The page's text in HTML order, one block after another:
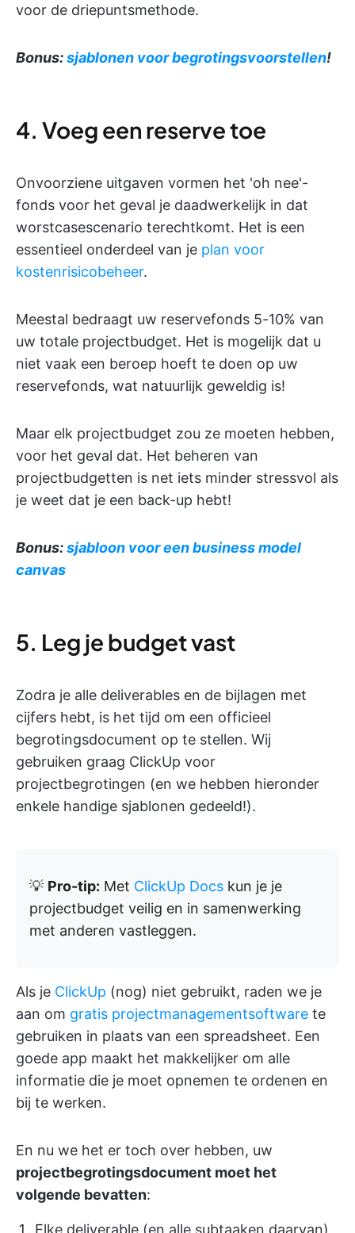
voor de driepuntsmethode.
Bonus:sjablonen voor begrotingsvoorstellen!
4. Voeg een reserve toe
Onvoorziene uitgaven vormen het 'oh nee'-
fonds voor het geval je daadwerkelijk in dat
worstcasescenario terechtkomt. Het is een
essentieel onderdeel van je plan voor
kostenrisicobeheer.
Meestal bedraagt uw reservefonds 5-10% van
uw totale projectbudget. Het is mogelijk dat u
niet vaak een beroep hoeft te doen op uw
reservefonds, wat natuurlijk geweldig is!
Maar elk projectbudget zou ze moeten hebben,
voor het geval dat. Het beheren van
projectbudgetten is net iets minder stressvol als
je weet dat je een back-up hebt!
Bonus:sjabloon voor een business model
canvas
5. Leg je budget vast
Zodra je alle deliverables en de bijlagen met
cijfers hebt, is het tijd om een officieel
begrotingsdocument op te stellen. Wij
gebruiken graag ClickUp voor
projectbegrotingen (en we hebben hieronder
enkele handige sjablonen gedeeld!).
💡 Pro-tip: Met ClickUp Docs kun je je
projectbudget veilig en in samenwerking
met anderen vastleggen.
Als je ClickUp (nog) niet gebruikt, raden we je
aan om gratis projectmanagementsoftware te
gebruiken in plaats van een spreadsheet. Een
goede app maakt het makkelijker om alle
informatie die je moet opnemen te ordenen en
bij te werken.
En nu we het er toch over hebben, uw
projectbegrotingsdocument moet het
volgende bevatten:
Elke deliverable (en alle subtaaken daarvan),